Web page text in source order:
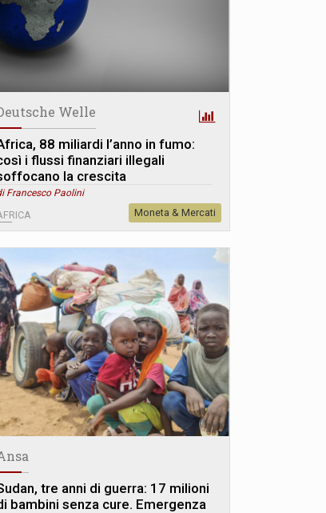
Welle
88 miliardi l’anno in fumo:
i flussi finanziari illegali
la crescita
Francesco Paolini
Moneta & Mercati
tre anni di guerra: 17 milioni
bambini senza cure. Emergenza